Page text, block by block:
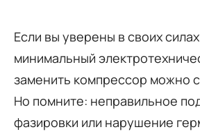
Если вы уверены в своих
минимальный
заменить компрессор можно
Но помните: неправильное
фазировки или нарушение